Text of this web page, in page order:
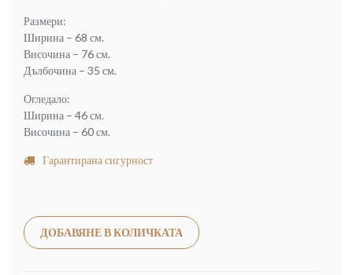
Размери:
Ширина – 68 см.
Височина – 76 см.
Дълбочина – 35 см.
Огледало:
Ширина – 46 см.
Височина – 60 см.
Гарантирана сигурност
ДОБАВЯНЕ В КОЛИЧКАТА